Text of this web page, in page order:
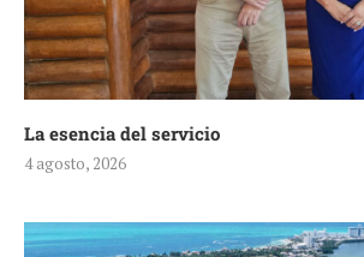
La esencia del servicio
4 agosto, 2026